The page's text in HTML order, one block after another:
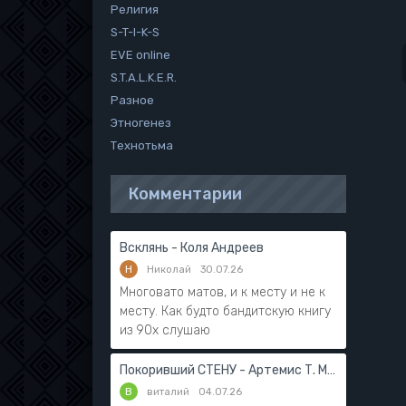
Религия
S-T-I-K-S
EVE online
S.T.A.L.K.E.R.
Разное
Этногенез
Технотьма
Комментарии
Всклянь - Коля Андреев
Н Николай 30.07.26
Многовато матов, и к месту и не к
месту. Как будто бандитскую книгу
из 90х слушаю
Покоривший СТЕНУ - Артемис Т. Мантикор
В виталий 04.07.26